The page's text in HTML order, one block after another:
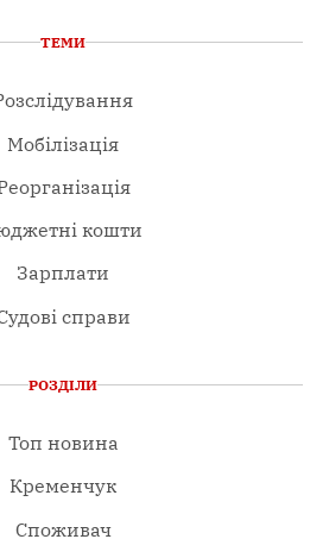
ТЕМИ
Мобілізація
кошти
Зарплати
справи
РОЗДІЛИ
Топ новина
Кременчук
Споживач